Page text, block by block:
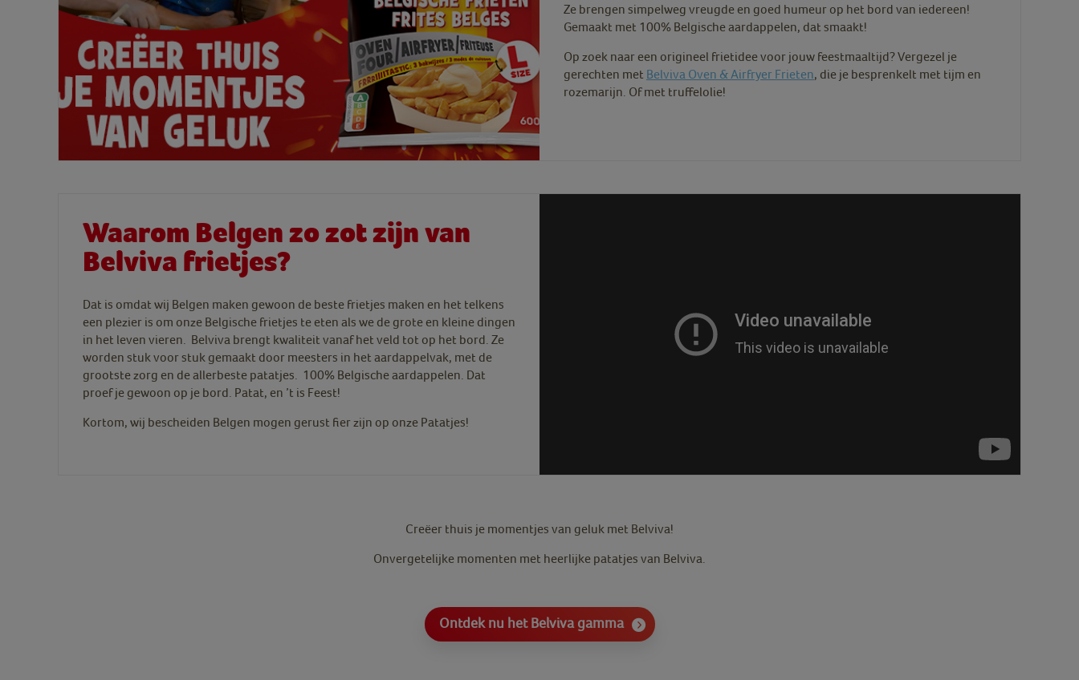
Ze brengen simpelweg vreugde en goed humeur op het bord van iedereen!
Gemaakt met 100% Belgische aardappelen, dat smaakt!
Op zoek naar een origineel frietidee voor jouw feestmaaltijd? Vergezel je
gerechten met Belviva Oven & Airfryer Frieten, die je besprenkelt met tijm en
rozemarijn. Of met truffelolie!
Waarom Belgen zo zot zijn van
Belviva frietjes?
Dat is omdat wij Belgen maken gewoon de beste frietjes maken en het telkens
een plezier is om onze Belgische frietjes te eten als we de grote en kleine dingen
in het leven vieren. Belviva brengt kwaliteit vanaf het veld tot op het bord. Ze
worden stuk voor stuk gemaakt door meesters in het aardappelvak, met de
grootste zorg en de allerbeste patatjes. 100% Belgische aardappelen. Dat
proef je gewoon op je bord. Patat, en ’t is Feest!
Kortom, wij bescheiden Belgen mogen gerust fier zijn op onze Patatjes!
Creëer thuis je momentjes van geluk met Belviva!
Onvergetelijke momenten met heerlijke patatjes van Belviva.
Ontdek nu het Belviva gamma